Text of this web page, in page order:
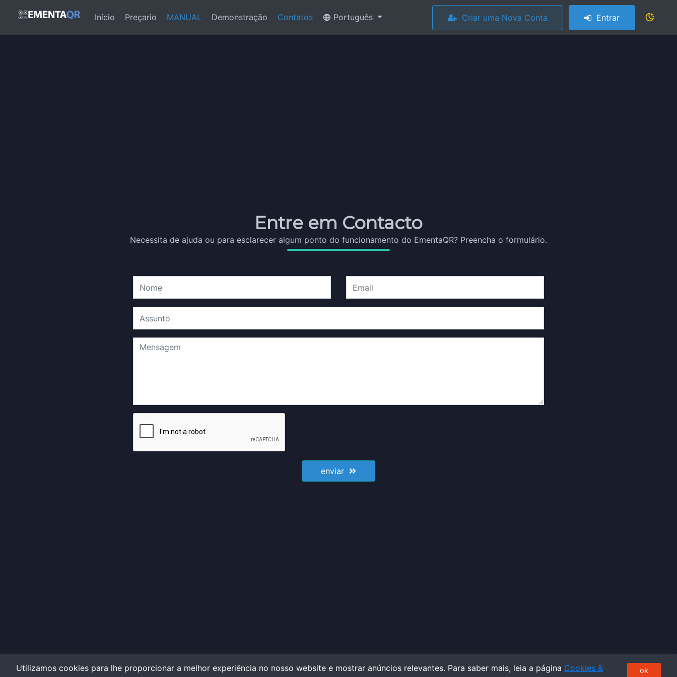
Início (current)
Preçario MANUAL Demonstração Contatos Português Criar uma Nova Conta Entrar
Entre em Contacto
Necessita de ajuda ou para esclarecer algum ponto do funcionamento do EmentaQR? Preencha o formulário.
enviar
Utilizamos cookies para lhe proporcionar a melhor experiência no nosso website e mostrar anúncios relevantes. Para saber mais, leia a página Cookies &
ok